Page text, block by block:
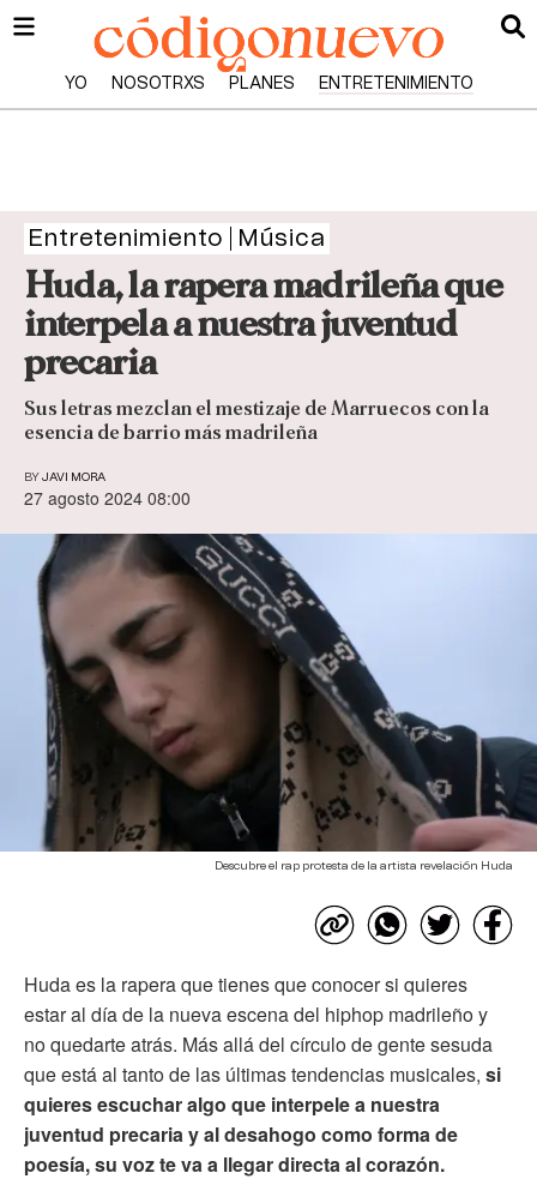
YO NOSOTRXS PLANES ENTRETENIMIENTO
Entretenimiento Música
Huda, la rapera madrileña que
interpela a nuestra juventud
precaria
Sus letras mezclan el mestizaje de Marruecos con la
esencia de barrio más madrileña
BY JAVI MORA
27 agosto 2024 08:00
Descubre el rap protesta de la artista revelación Huda
Huda es la rapera que tienes que conocer si quieres
estar al día de la nueva escena del hiphop madrileño y
no quedarte atrás. Más allá del círculo de gente sesuda
que está al tanto de las últimas tendencias musicales, si
quieres escuchar algo que interpele a nuestra
juventud precaria y al desahogo como forma de
poesía, su voz te va a llegar directa al corazón.